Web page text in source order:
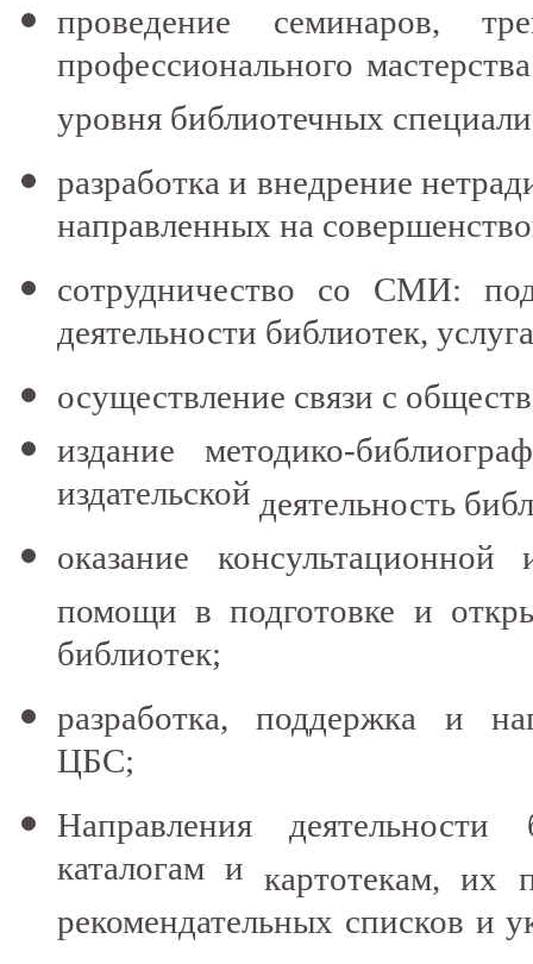
проведение семинаров,
профессионального
уровня библиотечных
разработка и внедрение
направленных на
сотрудничество со СМИ:
деятельности библиотек,
осуществление связи с
издание методико-
издательской деятельность
оказание консультационной
помощи в подготовке и
библиотек;
разработка, поддержка и
ЦБС;
Направления деятельности
каталогам икартотекам, их
рекомендательных списков и